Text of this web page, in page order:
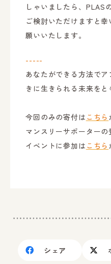
しゃいましたら、PLAS
ご検討いただけますと
願いいたします。
-----
あなたができる方法で
きに生きられる未来を
今回のみの寄付は こちら
マンスリーサポーターの
イベントに参加は こちら
シェア